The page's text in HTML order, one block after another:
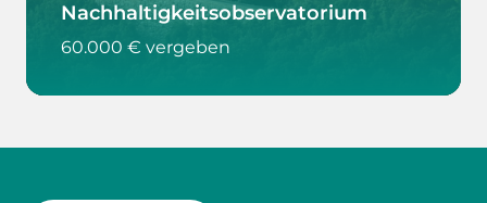
Nachhaltigkeitsobservatorium
60.000 € vergeben